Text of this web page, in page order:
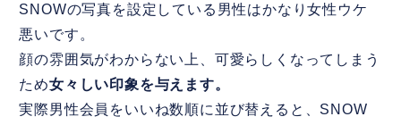
SNOWの写真を設定している男性はかなり女性ウケ
悪いです。
顔の雰囲気がわからない上、可愛らしくなってしまう
ため女々しい印象を与えます。
実際男性会員をいいね数順に並び替えると、SNOW